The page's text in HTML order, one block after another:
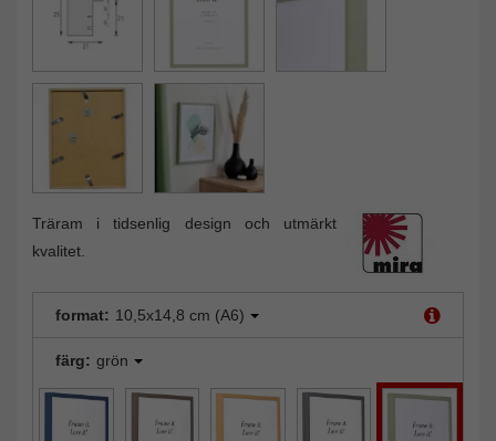
Träram i tidsenlig design och utmärkt
kvalitet.
format: 10,5x14,8 cm (A6)
färg: grön